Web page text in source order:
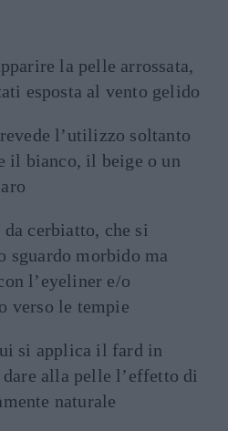
la pelle arrossata,
esposta al vento gelido
l’utilizzo soltanto
il bianco, il beige o un
da cerbiatto, che si
sguardo morbido ma
l’eyeliner e/o
verso le tempie
si applica il fard in
alla pelle l’effetto di
naturale